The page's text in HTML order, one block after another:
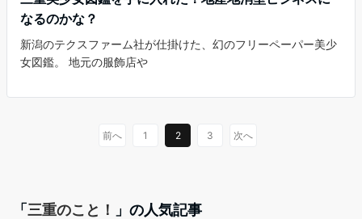
なるのかな？
新潟のテクスファーム社が仕掛けた、幻のフリーペーパー美少
女図鑑。 地元の服飾店や
前へ 1 2 3 次へ
「三重のこと！ 」の人気記事